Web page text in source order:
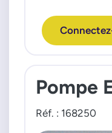
Pompe
Réf. : 168250